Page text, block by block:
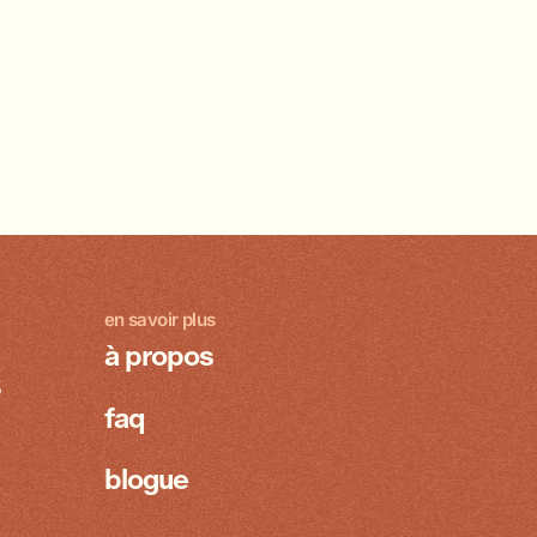
en savoir plus
à propos
faq
blogue